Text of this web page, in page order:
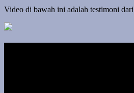
Video di bawah ini adalah testimoni